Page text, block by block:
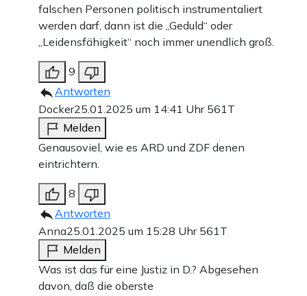
falschen Personen politisch instrumentaliert
werden darf, dann ist die „Geduld“ oder
„Leidensfähigkeit“ noch immer unendlich groß.
9
Antworten
Docker25.01.2025 um 14:41 Uhr 561T
Melden
Genausoviel, wie es ARD und ZDF denen
eintrichtern.
8
Antworten
Anna25.01.2025 um 15:28 Uhr 561T
Melden
Was ist das für eine Justiz in D.? Abgesehen
davon, daß die oberste